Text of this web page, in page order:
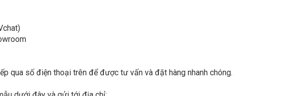
qua số điện thoại trên để được tư vấn và đặt hàng nhanh chóng.